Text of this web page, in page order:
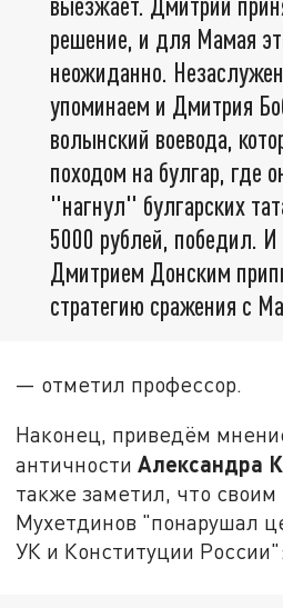
решение, и для Мамая
неожиданно.
упоминаем и Дмитрия
волынский воевода,
походом на булгар, где
"нагнул" булгарских
5000 рублей, победил.
Дмитрием Донским
стратегию сражения с
— отметил профессор.
Наконец, приведём
античностиАлександра
также заметил, что
Мухетдинов "понарушал
УК и Конституции